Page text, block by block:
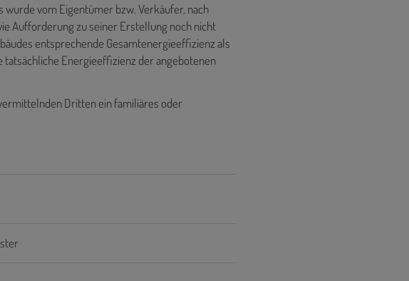
vom Eigentümer bzw. Verkäufer, nach
Aufforderung zu seiner Erstellung noch nicht
entsprechende Gesamtenergieeffizienz als
Energieeffizienz der angebotenen
Dritten ein familiäres oder